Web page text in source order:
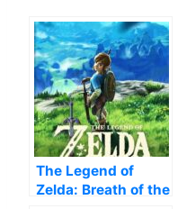
The Legend of
Zelda: Breath of the